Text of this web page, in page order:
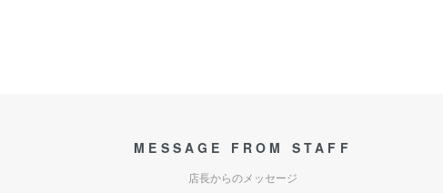
MESSAGE FROM STAFF
店長からのメッセージ